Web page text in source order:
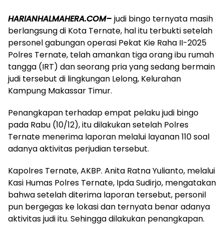
HARIANHALMAHERA.COM– judi bingo ternyata masih
berlangsung di Kota Ternate, hal itu terbukti setelah
personel gabungan operasi Pekat Kie Raha II-2025
Polres Ternate, telah amankan tiga orang ibu rumah
tangga (IRT) dan seorang pria yang sedang bermain
judi tersebut di lingkungan Lelong, Kelurahan
Kampung Makassar Timur.
Penangkapan terhadap empat pelaku judi bingo
pada Rabu (10/12), itu dilakukan setelah Polres
Ternate menerima laporan melalui layanan 110 soal
adanya aktivitas perjudian tersebut.
Kapolres Ternate, AKBP. Anita Ratna Yulianto, melalui
Kasi Humas Polres Ternate, Ipda Sudirjo, mengatakan
bahwa setelah diterima laporan tersebut, personil
pun bergegas ke lokasi dan ternyata benar adanya
aktivitas judi itu. Sehingga dilakukan penangkapan.